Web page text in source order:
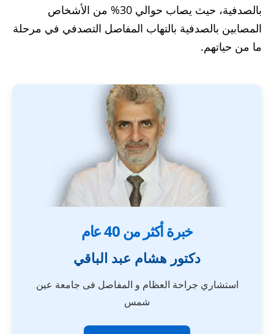
بالصدفية، حيث يصاب حوالي 30% من الأشخاص
المصابين بالصدفية بالتهاب المفاصل التصدفي في مرحلة
ما من حياتهم.
خبرة أكثر من 40 عام
دكتور هشام عبد الباقي
استشاري جراحة العظام و المفاصل فى جامعة عين
شمس